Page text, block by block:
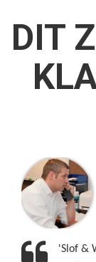
DIT
'Slof &